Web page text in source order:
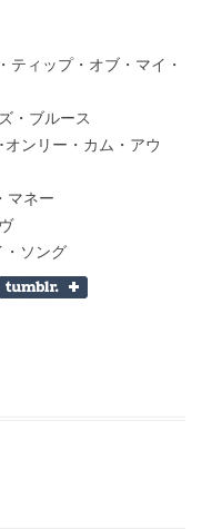
ティップ・オブ・マイ・
・ブルース
ンリー・カム・アウ
マネー
・ソング